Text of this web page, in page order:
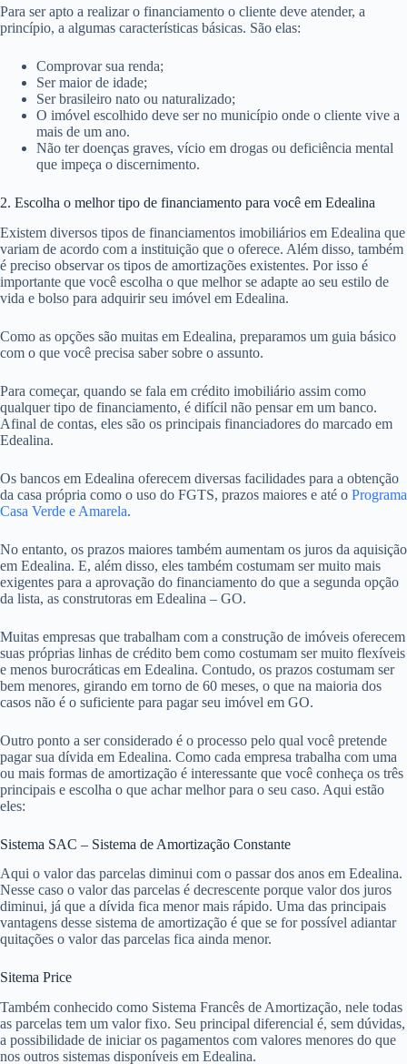
Para ser apto a realizar o financiamento o cliente deve atender, a
princípio, a algumas características básicas. São elas:
Comprovar sua renda;
Ser maior de idade;
Ser brasileiro nato ou naturalizado;
O imóvel escolhido deve ser no município onde o cliente vive a
mais de um ano.
Não ter doenças graves, vício em drogas ou deficiência mental
que impeça o discernimento.
2. Escolha o melhor tipo de financiamento para você em Edealina
Existem diversos tipos de financiamentos imobiliários em Edealina que
variam de acordo com a instituição que o oferece. Além disso, também
é preciso observar os tipos de amortizações existentes. Por isso é
importante que você escolha o que melhor se adapte ao seu estilo de
vida e bolso para adquirir seu imóvel em Edealina.
Como as opções são muitas em Edealina, preparamos um guia básico
com o que você precisa saber sobre o assunto.
Para começar, quando se fala em crédito imobiliário assim como
qualquer tipo de financiamento, é difícil não pensar em um banco.
Afinal de contas, eles são os principais financiadores do marcado em
Edealina.
Os bancos em Edealina oferecem diversas facilidades para a obtenção
da casa própria como o uso do FGTS, prazos maiores e até o Programa
Casa Verde e Amarela.
No entanto, os prazos maiores também aumentam os juros da aquisição
em Edealina. E, além disso, eles também costumam ser muito mais
exigentes para a aprovação do financiamento do que a segunda opção
da lista, as construtoras em Edealina – GO.
Muitas empresas que trabalham com a construção de imóveis oferecem
suas próprias linhas de crédito bem como costumam ser muito flexíveis
e menos burocráticas em Edealina. Contudo, os prazos costumam ser
bem menores, girando em torno de 60 meses, o que na maioria dos
casos não é o suficiente para pagar seu imóvel em GO.
Outro ponto a ser considerado é o processo pelo qual você pretende
pagar sua dívida em Edealina. Como cada empresa trabalha com uma
ou mais formas de amortização é interessante que você conheça os três
principais e escolha o que achar melhor para o seu caso. Aqui estão
eles:
Sistema SAC – Sistema de Amortização Constante
Aqui o valor das parcelas diminui com o passar dos anos em Edealina.
Nesse caso o valor das parcelas é decrescente porque valor dos juros
diminui, já que a dívida fica menor mais rápido. Uma das principais
vantagens desse sistema de amortização é que se for possível adiantar
quitações o valor das parcelas fica ainda menor.
Sitema Price
Também conhecido como Sistema Francês de Amortização, nele todas
as parcelas tem um valor fixo. Seu principal diferencial é, sem dúvidas,
a possibilidade de iniciar os pagamentos com valores menores do que
nos outros sistemas disponíveis em Edealina.